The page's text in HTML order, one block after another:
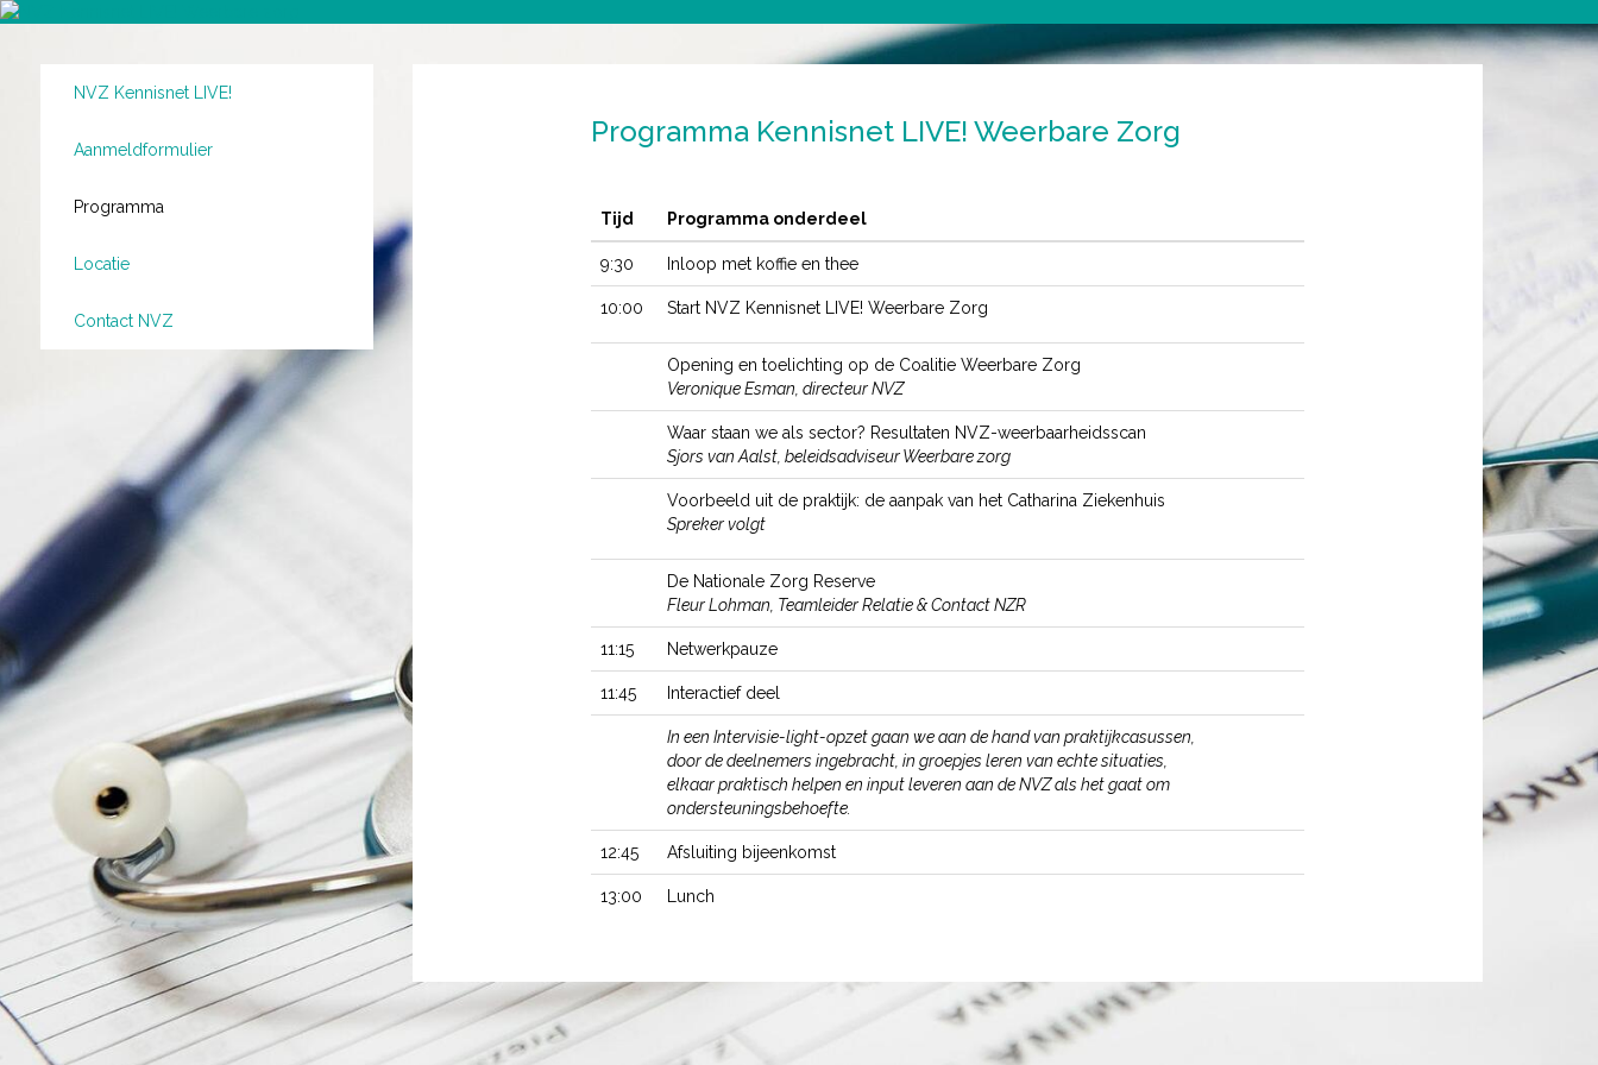
NVZ Kennisnet LIVE!
Aanmeldformulier
Programma
Locatie
Contact NVZ
Programma Kennisnet LIVE! Weerbare Zorg
Tijd Programma onderdeel
9:30 Inloop met koffie en thee
10:00 Start NVZ Kennisnet LIVE! Weerbare Zorg
Opening en toelichting op de Coalitie Weerbare Zorg
Veronique Esman, directeur NVZ
Waar staan we als sector? Resultaten NVZ-weerbaarheidsscan
Sjors van Aalst, beleidsadviseur Weerbare zorg
Voorbeeld uit de praktijk: de aanpak van het Catharina Ziekenhuis
Spreker volgt
De Nationale Zorg Reserve
Fleur Lohman, Teamleider Relatie & Contact NZR
11:15 Netwerkpauze
11:45 Interactief deel
In een Intervisie-light-opzet gaan we aan de hand van praktijkcasussen,
door de deelnemers ingebracht, in groepjes leren van echte situaties,
elkaar praktisch helpen en input leveren aan de NVZ als het gaat om
ondersteuningsbehoefte.
12:45 Afsluiting bijeenkomst
13:00 Lunch